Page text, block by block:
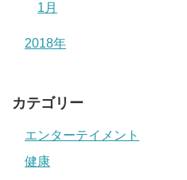
1月
2018年
カテゴリー
エンターテイメント
健康